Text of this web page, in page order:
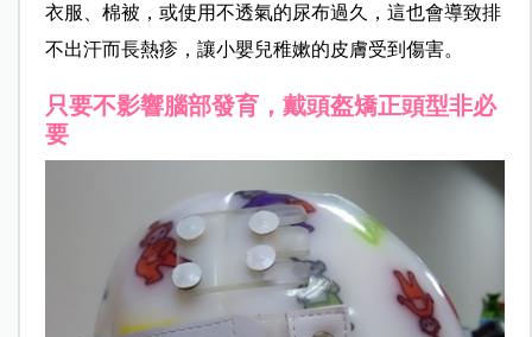
衣服、棉被，或使用不透氣的尿布過久，這也會導致排
不出汗而長熱疹，讓小嬰兒稚嫰的皮膚受到傷害。
只要不影響腦部發育，戴頭盔矯正頭型非必
要